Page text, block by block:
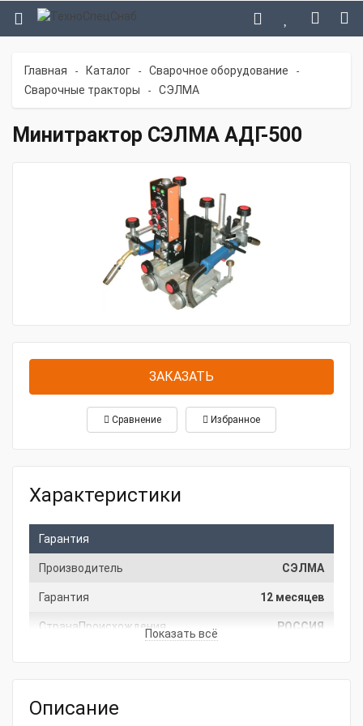
Главная - Каталог - Сварочное оборудование -
Сварочные тракторы - СЭЛМА
Минитрактор СЭЛМА АДГ-500
ЗАКАЗАТЬ
Сравнение Избранное
Характеристики
Гарантия
Производитель СЭЛМА
Гарантия 12 месяцев
СтранаПроисхождения РОССИЯ
Скорость, м/мин
Показать всё
Описание